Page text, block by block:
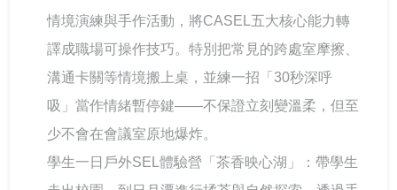
情境演練與手作活動，將CASEL五大核心能力轉
譯成職場可操作技巧。特別把常見的跨處室摩擦、
溝通卡關等情境搬上桌，並練一招「30秒深呼
吸」當作情緒暫停鍵——不保證立刻變溫柔，但至
少不會在會議室原地爆炸。
學生一日戶外SEL體驗營「茶香映心湖」：帶學生